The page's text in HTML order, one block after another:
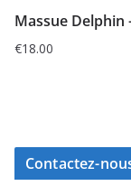
Massue Delphin
€18.00
Contactez-